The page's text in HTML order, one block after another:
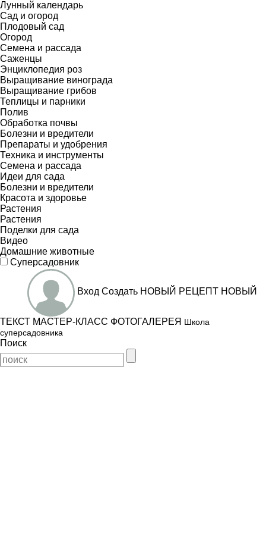
Лунный календарь
Сад и огород
Плодовый сад
Огород
Семена и рассада
Саженцы
Энциклопедия роз
Выращивание винограда
Выращивание грибов
Теплицы и парники
Полив
Обработка почвы
Болезни и вредители
Препараты и удобрения
Техника и инструменты
Семена и рассада
Идеи для сада
Болезни и вредители
Красота и здоровье
Растения
Растения
Поделки для сада
Видео
Домашние животные
Суперсадовник
Вход Создать НОВЫЙ РЕЦЕПТ НОВЫЙ
ТЕКСТ МАСТЕР-КЛАСС ФОТОГАЛЕРЕЯ Школа
суперсадовника
Поиск